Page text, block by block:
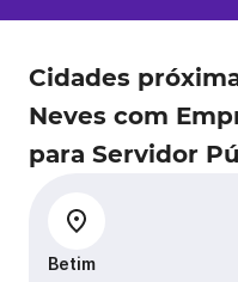
Cidades
Neves com
para Servidor
Betim